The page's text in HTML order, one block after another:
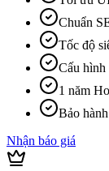
Chuẩn
Tốc độ
Cấu hình
1 năm
Bảo
Nhận báo giá